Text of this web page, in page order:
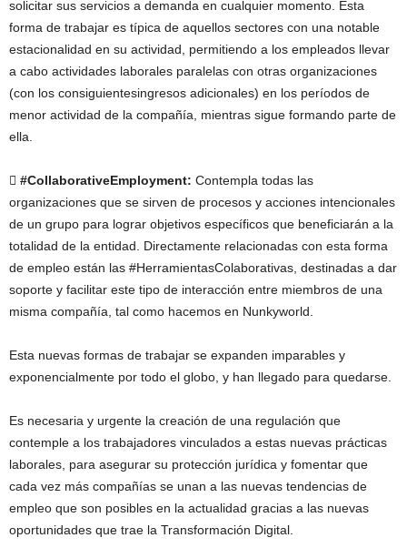
solicitar sus servicios a demanda en cualquier momento. Esta
forma de trabajar es típica de aquellos sectores con una notable
estacionalidad en su actividad, permitiendo a los empleados llevar
a cabo actividades laborales paralelas con otras organizaciones
(con los consiguientesingresos adicionales) en los períodos de
menor actividad de la compañía, mientras sigue formando parte de
ella.
 #CollaborativeEmployment: Contempla todas las
organizaciones que se sirven de procesos y acciones intencionales
de un grupo para lograr objetivos específicos que beneficiarán a la
totalidad de la entidad. Directamente relacionadas con esta forma
de empleo están las #HerramientasColaborativas, destinadas a dar
soporte y facilitar este tipo de interacción entre miembros de una
misma compañía, tal como hacemos en Nunkyworld.
Esta nuevas formas de trabajar se expanden imparables y
exponencialmente por todo el globo, y han llegado para quedarse.
Es necesaria y urgente la creación de una regulación que
contemple a los trabajadores vinculados a estas nuevas prácticas
laborales, para asegurar su protección jurídica y fomentar que
cada vez más compañías se unan a las nuevas tendencias de
empleo que son posibles en la actualidad gracias a las nuevas
oportunidades que trae la Transformación Digital.